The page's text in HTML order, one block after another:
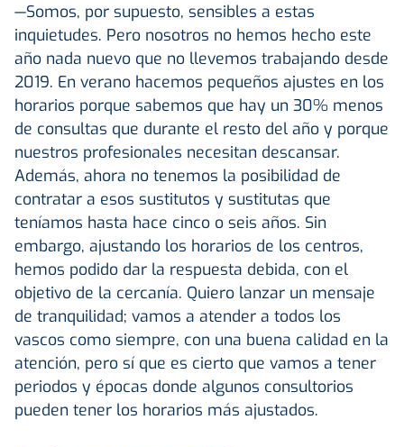
—Somos, por supuesto, sensibles a estas
inquietudes. Pero nosotros no hemos hecho este
año nada nuevo que no llevemos trabajando desde
2019. En verano hacemos pequeños ajustes en los
horarios porque sabemos que hay un 30% menos
de consultas que durante el resto del año y porque
nuestros profesionales necesitan descansar.
Además, ahora no tenemos la posibilidad de
contratar a esos sustitutos y sustitutas que
teníamos hasta hace cinco o seis años. Sin
embargo, ajustando los horarios de los centros,
hemos podido dar la respuesta debida, con el
objetivo de la cercanía. Quiero lanzar un mensaje
de tranquilidad; vamos a atender a todos los
vascos como siempre, con una buena calidad en la
atención, pero sí que es cierto que vamos a tener
periodos y épocas donde algunos consultorios
pueden tener los horarios más ajustados.